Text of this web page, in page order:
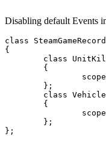
Disabling default Events
class
{
};